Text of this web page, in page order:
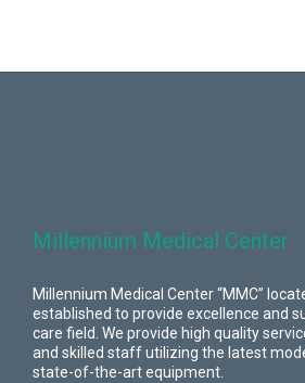
Millennium Medical Center
Millennium Medical Center “MMC”
established to provide excellence and
care field. We provide high quality
and skilled staff utilizing the latest
state-of-the-art equipment.